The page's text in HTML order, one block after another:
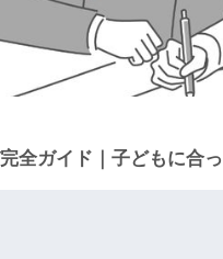
全ガイド｜子どもに合